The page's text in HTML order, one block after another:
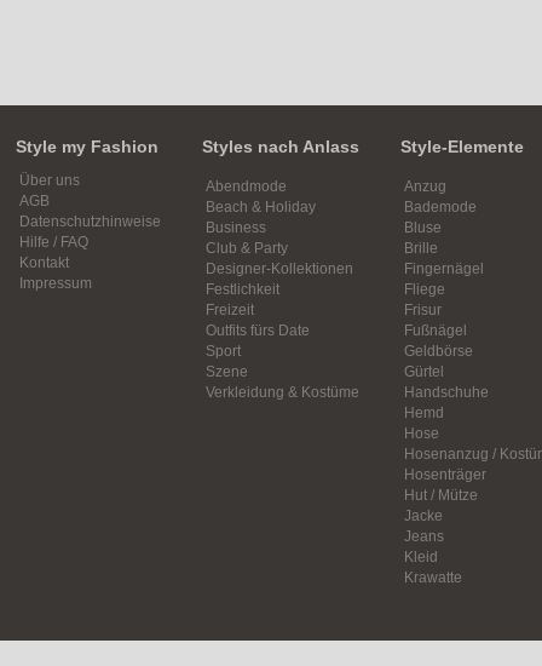
Style my Fashion
Über uns
AGB
Datenschutzhinweise
Hilfe / FAQ
Kontakt
Impressum
Styles nach Anlass
Abendmode
Beach & Holiday
Business
Club & Party
Designer-Kollektionen
Festlichkeit
Freizeit
Outfits fürs Date
Sport
Szene
Verkleidung & Kostüme
Style-Elemente
Anzug
Bademode
Bluse
Brille
Fingernägel
Fliege
Frisur
Fußnägel
Geldbörse
Gürtel
Handschuhe
Hemd
Hose
Hosenanzug /
Hosenträger
Hut / Mütze
Jacke
Jeans
Kleid
Krawatte